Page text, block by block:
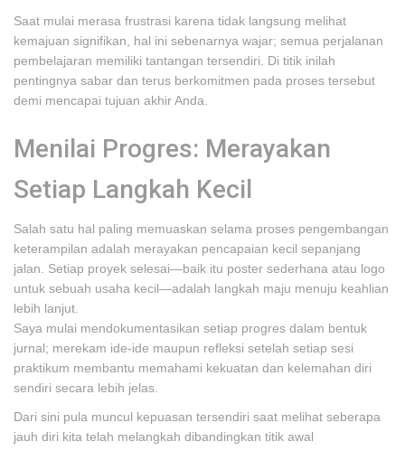
Saat mulai merasa frustrasi karena tidak langsung melihat
kemajuan signifikan, hal ini sebenarnya wajar; semua perjalanan
pembelajaran memiliki tantangan tersendiri. Di titik inilah
pentingnya sabar dan terus berkomitmen pada proses tersebut
demi mencapai tujuan akhir Anda.
Menilai Progres: Merayakan
Setiap Langkah Kecil
Salah satu hal paling memuaskan selama proses pengembangan
keterampilan adalah merayakan pencapaian kecil sepanjang
jalan. Setiap proyek selesai—baik itu poster sederhana atau logo
untuk sebuah usaha kecil—adalah langkah maju menuju keahlian
lebih lanjut.
Saya mulai mendokumentasikan setiap progres dalam bentuk
jurnal; merekam ide-ide maupun refleksi setelah setiap sesi
praktikum membantu memahami kekuatan dan kelemahan diri
sendiri secara lebih jelas.
Dari sini pula muncul kepuasan tersendiri saat melihat seberapa
jauh diri kita telah melangkah dibandingkan titik awal